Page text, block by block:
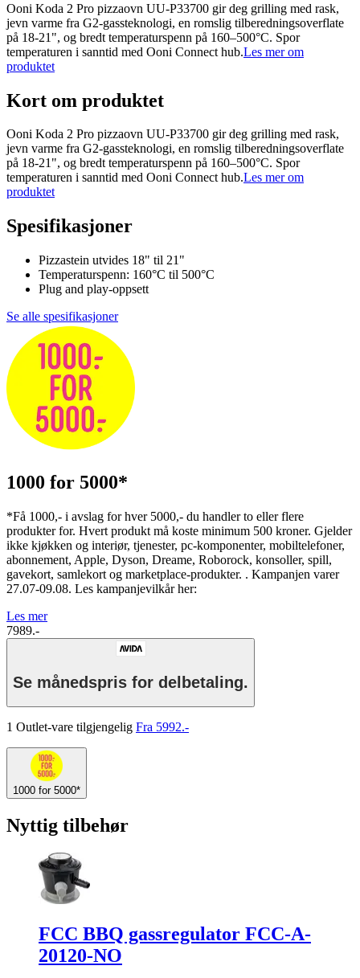
Ooni Koda 2 Pro pizzaovn UU-P33700 gir deg grilling med rask,
jevn varme fra G2-gassteknologi, en romslig tilberedningsoverflate
på 18-21", og bredt temperaturspenn på 160–500°C. Spor
temperaturen i sanntid med Ooni Connect hub.Les mer om
produktet
Kort om produktet
Ooni Koda 2 Pro pizzaovn UU-P33700 gir deg grilling med rask,
jevn varme fra G2-gassteknologi, en romslig tilberedningsoverflate
på 18-21", og bredt temperaturspenn på 160–500°C. Spor
temperaturen i sanntid med Ooni Connect hub.Les mer om
produktet
Spesifikasjoner
Pizzastein utvides 18" til 21"
Temperaturspenn: 160°C til 500°C
Plug and play-oppsett
Se alle spesifikasjoner
1000 for 5000*
*Få 1000,- i avslag for hver 5000,- du handler to eller flere
produkter for. Hvert produkt må koste minimum 500 kroner. Gjelder
ikke kjøkken og interiør, tjenester, pc-komponenter, mobiltelefoner,
abonnement, Apple, Dyson, Dreame, Roborock, konsoller, spill,
gavekort, samlekort og marketplace-produkter. . Kampanjen varer
27.07-09.08. Les kampanjevilkår her:
Les mer
7989.-
Se månedspris for delbetaling.
1 Outlet-vare tilgjengelig Fra 5992.-
1000 for 5000*
Nyttig tilbehør
FCC BBQ gassregulator FCC-A-
20120-NO